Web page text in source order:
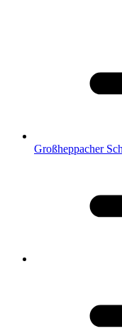
Großheppacher